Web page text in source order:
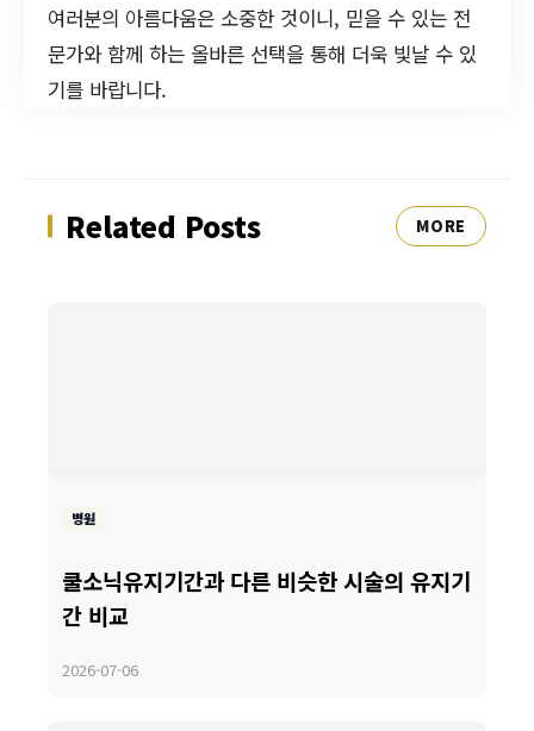
여러분의 아름다움은 소중한 것이니, 믿을 수 있는 전
문가와 함께 하는 올바른 선택을 통해 더욱 빛날 수 있
기를 바랍니다.
Related Posts MORE
병원
쿨소닉유지기간과 다른 비슷한 시술의 유지기
간 비교
2026-07-06